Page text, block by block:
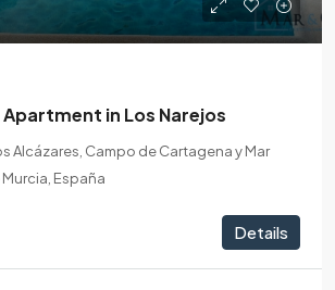
in Los Narejos
Alcázares, Campo de Cartagena y Mar
España
Details